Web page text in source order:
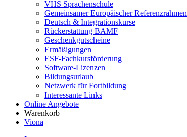
VHS Sprachenschule
Gemeinsamer Europäischer Referenzrahmen
Deutsch & Integrationskurse
Rückerstattung BAMF
Geschenkgutscheine
Ermäßigungen
ESF-Fachkursförderung
Software-Lizenzen
Bildungsurlaub
Netzwerk für Fortbildung
Interessante Links
Online Angebote
Warenkorb
Viona